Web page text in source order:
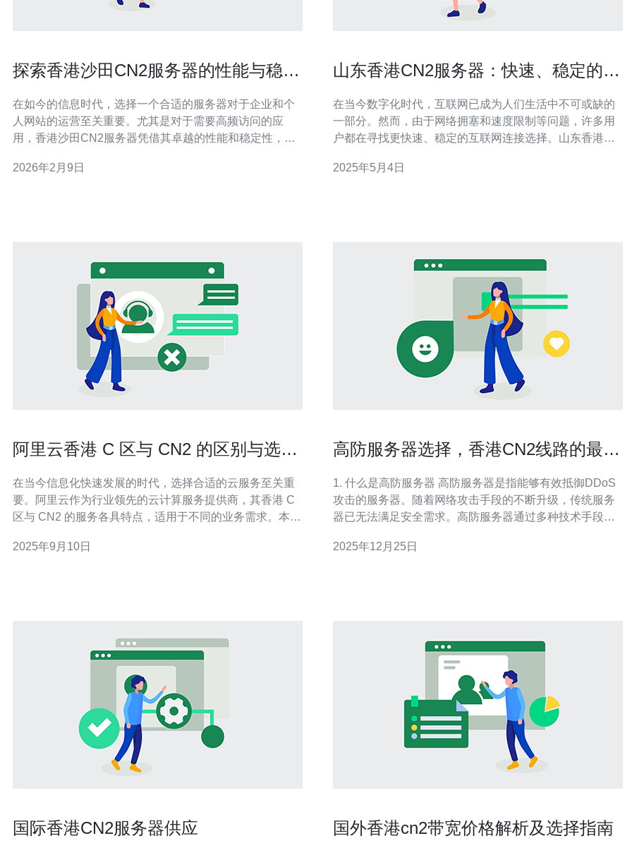
探索香港沙田CN2服务器的性能与稳定
在如今的信息时代，选择一个合适的服务器对于企业和个
人网站的运营至关重要。尤其是对于需要高频访问的应
用，香港沙田CN2服务器凭借其卓越的性能和稳定性，成
CN2服务器，帮助您找到最适合的解决方案，不论是追求
2026年2月9日
山东香港CN2服务器：快速、稳定的互
在当今数字化时代，互联网已成为人们生活中不可或缺的
一部分。然而，由于网络拥塞和速度限制等问题，许多用
户都在寻找更快速、稳定的互联网连接选择。山东香港
一种特殊的服务器，它利用CN2线路提供快速、稳定的互
2025年5月4日
阿里云香港 C 区与 CN2 的区别与选择
在当今信息化快速发展的时代，选择合适的云服务至关重
要。阿里云作为行业领先的云计算服务提供商，其香港 C
区与 CN2 的服务各具特点，适用于不同的业务需求。本文
助大家找到最适合自己业务的解决方案。 阿里云香港 C 区
2025年9月10日
高防服务器选择，香港CN2线路的最佳
1. 什么是高防服务器 高防服务器是指能够有效抵御DDoS
攻击的服务器。随着网络攻击手段的不断升级，传统服务
器已无法满足安全需求。高防服务器通过多种技术手段，
常配备有强大的网络带宽和防火墙，可以抵御大规模的流
2025年12月25日
国际香港CN2服务器供应 国外香港cn2带宽价格解析及选择指南